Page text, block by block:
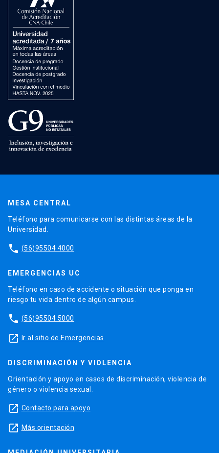
MESA CENTRAL
Teléfono para comunicarse con las distintas áreas de la
Universidad.
phone (56)95504 4000
EMERGENCIAS UC
Teléfono en caso de accidente o situación que ponga en
riesgo tu vida dentro de algún campus.
phone (56)95504 5000
launch Ir al sitio de Emergencias
DISCRIMINACIÓN Y VIOLENCIA
Orientación y apoyo en casos de discriminación, violencia de
género o violencia sexual.
launch Contacto para apoyo
launch Más orientación